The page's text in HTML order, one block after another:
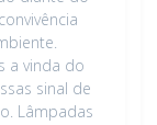
a vinda do
sinal de
Lâmpadas